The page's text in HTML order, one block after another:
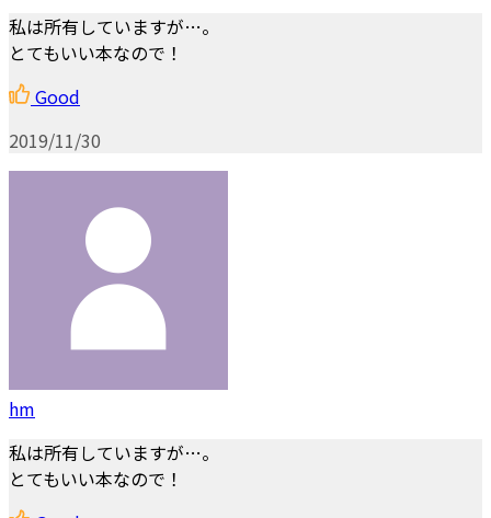
私は所有していますが…。
とてもいい本なので！
Good
2019/11/30
hm
私は所有していますが…。
とてもいい本なので！